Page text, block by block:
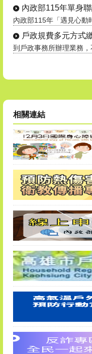
內政部115年單身
內政部115年「遇見心動
戶政規費多元方式
到戶政事務所辦理業務，
相關連結